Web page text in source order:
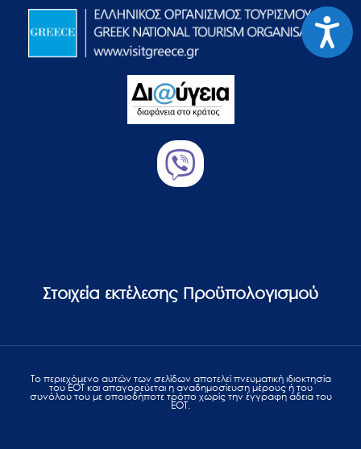
Στοιχεία εκτέλεσης Προϋπολογισμού
Το περιεχόμενο αυτών των σελίδων αποτελεί πvευματική ιδιοκτησία
του ΕΟΤ και απαγορεύεται η αναδημοσίευση μέρους ή του
συνόλου του με οποιοδήποτε τρόπο χωρίς την έγγραφη άδεια του
ΕΟΤ.